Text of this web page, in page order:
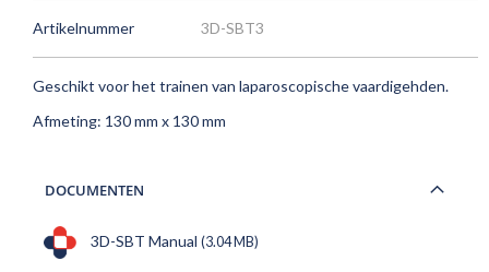
Artikelnummer 3D-SBT3
Geschikt voor het trainen van laparoscopische vaardigehden.
Afmeting: 130 mm x 130 mm
DOCUMENTEN
3D-SBT Manual (3.04 MB)